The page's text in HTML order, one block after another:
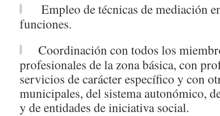
Empleo de técnicas de mediación
funciones.
Coordinación con todos los
profesionales de la zona básica, con
servicios de carácter específico y con
municipales, del sistema autonómico,
y de entidades de iniciativa social.